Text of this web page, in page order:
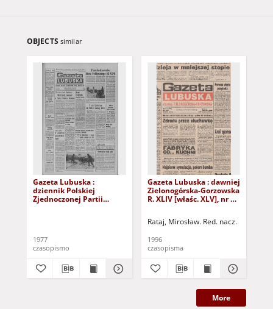
OBJECTS similar
Gazeta Lubuska :
dziennik Polskiej
Zjednoczonej Partii
1977
czasopismo
Gazeta Lubuska : dawniej
Zielonogórska-Gorzowska
R. XLIV [właśc. XLV], nr 52
Rataj, Mirosław. Red. nacz.
1996
czasopisma
More